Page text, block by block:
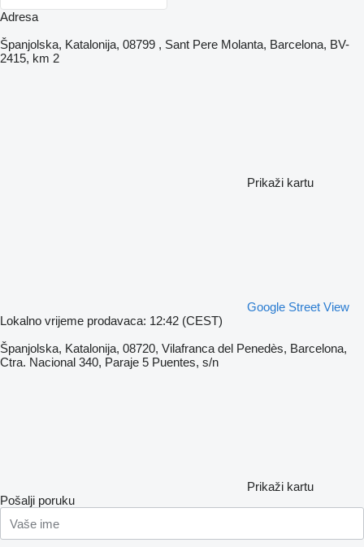
Adresa
Španjolska, Katalonija, 08799 , Sant Pere Molanta, Barcelona, BV-
2415, km 2
Prikaži kartu
Google Street View
Lokalno vrijeme prodavaca: 12:42 (CEST)
Španjolska, Katalonija, 08720, Vilafranca del Penedès, Barcelona,
Ctra. Nacional 340, Paraje 5 Puentes, s/n
Prikaži kartu
Pošalji poruku